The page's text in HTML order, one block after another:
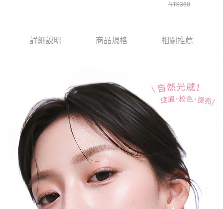
４．使用「AFTEE先享後付」時，將依據個別帳號之用戶狀況，依本公司即
NT$360
詳細說明 商品規格 相關推薦